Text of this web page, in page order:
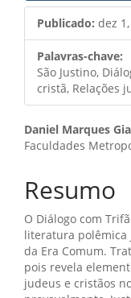
Publicado: dez
Palavras-chave:
São Justino,
cristã, Relações
do
artigo
principal
Daniel Marques
Faculdades
Resumo
O Diálogo com
literatura polêmica
da Era Comum.
pois revela
judeus e cristãos